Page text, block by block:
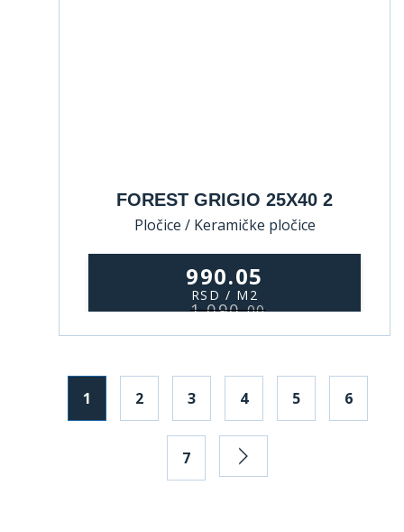
FOREST GRIGIO 25X40 2
Pločice / Keramičke pločice
990.05
RSD / M2
1.090,00
1 2 3 4 5 6
7